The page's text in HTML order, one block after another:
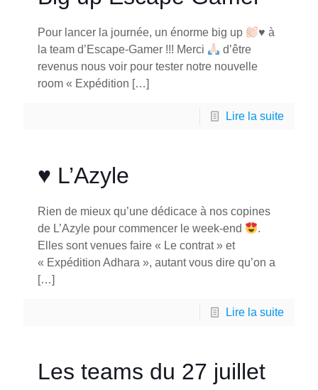
Pour lancer la journée, un énorme big up ♥️ à
la team d’Escape-Gamer !!! Merci
d’être
revenus nous voir pour tester notre nouvelle
room « Expédition […]
Lire la suite
♥️ L’Azyle
Rien de mieux qu’une dédicace à nos copines
de L’Azyle pour commencer le week-end
.
Elles sont venues faire « Le contrat » et
« Expédition Adhara », autant vous dire qu’on a
[…]
Lire la suite
Les teams du 27 juillet